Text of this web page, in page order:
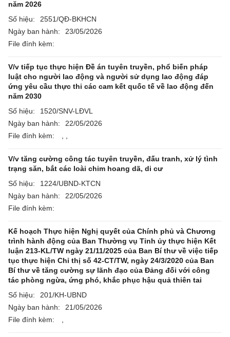
năm 2026
Số hiệu:
2551/QĐ-BKHCN
Ngày ban hành:
23/05/2026
File đính kèm:
V/v tiếp tục thực hiện Đề án tuyên truyền, phổ biến pháp
luật cho người lao động và người sử dụng lao động đáp
ứng yêu cầu thực thi các cam kết quốc tế về lao động đến
năm 2030
Số hiệu:
1520/SNV-LĐVL
Ngày ban hành:
22/05/2026
File đính kèm:
V/v tăng cường công tác tuyên truyền, đấu tranh, xử lý tình
trạng săn, bắt các loài chim hoang dã, di cư
Số hiệu:
1224/UBND-KTCN
Ngày ban hành:
22/05/2026
File đính kèm:
Kế hoạch Thực hiện Nghị quyết của Chính phủ và Chương
trình hành động của Ban Thường vụ Tỉnh ủy thực hiện Kết
luận 213-KL/TW ngày 21/11/2025 của Ban Bí thư về việc tiếp
tục thực hiện Chỉ thị số 42-CT/TW, ngày 24/3/2020 của Ban
Bí thư về tăng cường sự lãnh đạo của Đảng đối với công
tác phòng ngừa, ứng phó, khắc phục hậu quả thiên tai
Số hiệu:
201/KH-UBND
Ngày ban hành:
21/05/2026
File đính kèm: